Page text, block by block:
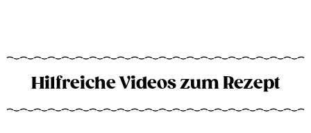
Hilfreiche Videos zum Rezept